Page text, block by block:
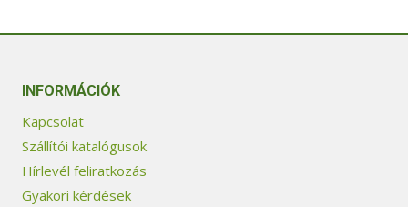
INFORMÁCIÓK
Kapcsolat
Szállítói katalógusok
Hírlevél feliratkozás
Gyakori kérdések